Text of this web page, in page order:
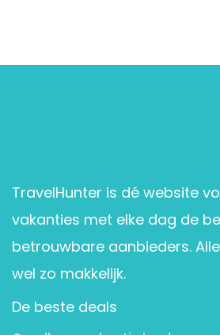
TravelHunter is dé website
vakanties met elke dag de
betrouwbare aanbieders.
wel zo makkelijk.
De beste deals